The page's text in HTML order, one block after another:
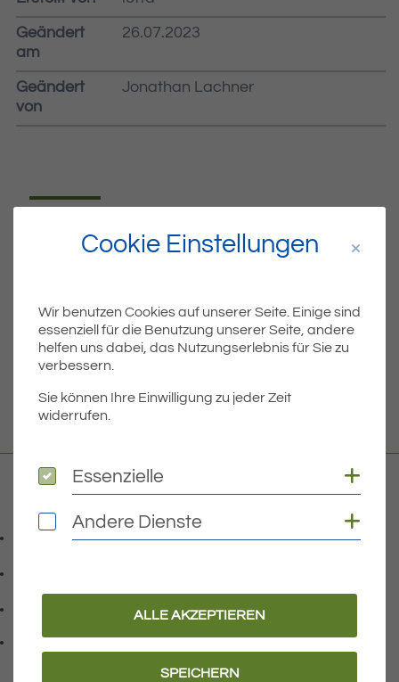
Geändert
am
26.07.2023
Geändert
von
Jonathan Lachner
Dateiname MIBLA-41-2019.PDF
Dateigröße 7.24 MB
DOWNLOAD
07541 9708-0
Telefonnummer: 0 7 5 4 1 9 7 0 8 0
info@eriskirch.de
E-Mail Adresse: info@eriskirch.de
Adresse:
Cookie Einstellungen
Wir benutzen Cookies auf unserer Seite. Einige sind
essenziell für die Benutzung unserer Seite, andere
helfen uns dabei, das Nutzungserlebnis für Sie zu
verbessern.
Sie können Ihre Einwilligung zu jeder Zeit
widerrufen.
Essenzielle
Essenzielle
Andere Dienste
Andere Dienste
ALLE AKZEPTIEREN
SPEICHERN